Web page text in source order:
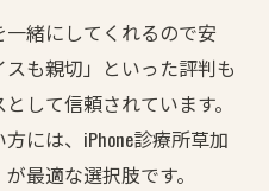
緒にしてくれるので安
も親切」といった評判も
して信頼されています。
には、iPhone診療所草加
最適な選択肢です。